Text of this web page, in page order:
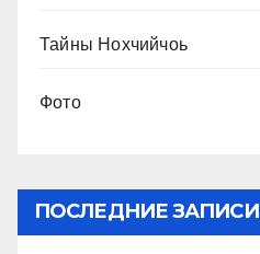
Тайны Нохчийчоь
Фото
ПОСЛЕДНИЕ ЗАПИСИ